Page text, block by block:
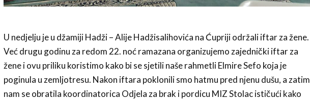
U nedjelju je u džamiji Hadži – Alije Hadžisalihovića na Ćupriji održali iftar za žene.
Već drugu godinu za redom 22. noć ramazana organizujemo zajednički iftar za
žene i ovu priliku koristimo kako bi se sjetili naše rahmetli Elmire Sefo koja je
poginula u zemljotresu. Nakon iftara poklonili smo hatmu pred njenu dušu, a zatim
nam se obratila koordinatorica Odjela za brak i pordicu MIZ Stolac ističući kako